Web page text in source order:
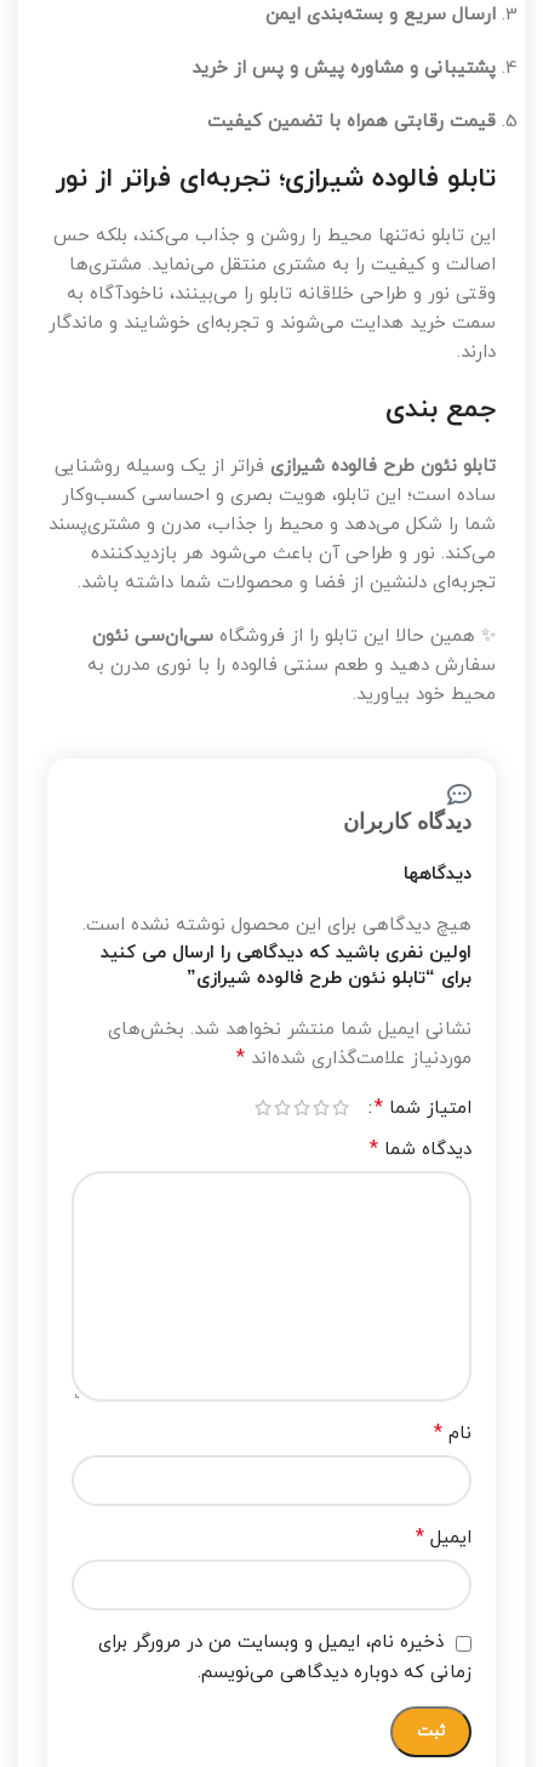
ارسال سریع و بسته‌بندی ایمن
پشتیبانی و مشاوره پیش و پس از خرید
قیمت رقابتی همراه با تضمین کیفیت
تابلو فالوده شیرازی؛ تجربه‌ای فراتر از نور
این تابلو نه‌تنها محیط را روشن و جذاب می‌کند، بلکه حس
اصالت و کیفیت را به مشتری منتقل می‌نماید. مشتری‌ها
وقتی نور و طراحی خلاقانه تابلو را می‌بینند، ناخودآگاه به
سمت خرید هدایت می‌شوند و تجربه‌ای خوشایند و ماندگار
دارند.
جمع بندی
تابلو نئون طرح فالوده شیرازی فراتر از یک وسیله روشنایی
ساده است؛ این تابلو، هویت بصری و احساسی کسب‌وکار
شما را شکل می‌دهد و محیط را جذاب، مدرن و مشتری‌پسند
می‌کند. نور و طراحی آن باعث می‌شود هر بازدیدکننده
تجربه‌ای دلنشین از فضا و محصولات شما داشته باشد.
✨ همین حالا این تابلو را از فروشگاه سی‌ان‌سی نئون
سفارش دهید و طعم سنتی فالوده را با نوری مدرن به
محیط خود بیاورید.
دیدگاه کاربران
دیدگاهها
هیچ دیدگاهی برای این محصول نوشته نشده است.
اولین نفری باشید که دیدگاهی را ارسال می کنید
برای “تابلو نئون طرح فالوده شیرازی”
نشانی ایمیل شما منتشر نخواهد شد. بخش‌های
موردنیاز علامت‌گذاری شده‌اند *
امتیاز شما *
دیدگاه شما *
نام *
ایمیل *
ذخیره نام، ایمیل و وبسایت من در مرورگر برای
زمانی که دوباره دیدگاهی می‌نویسم.